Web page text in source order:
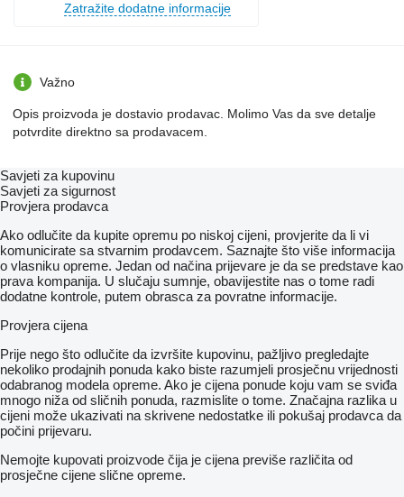
Zatražite dodatne informacije
Važno
Opis proizvoda je dostavio prodavac. Molimo Vas da sve detalje
potvrdite direktno sa prodavacem.
Savjeti za kupovinu
Savjeti za sigurnost
Provjera prodavca
Ako odlučite da kupite opremu po niskoj cijeni, provjerite da li vi
komunicirate sa stvarnim prodavcem. Saznajte što više informacija
o vlasniku opreme. Jedan od načina prijevare je da se predstave kao
prava kompanija. U slučaju sumnje, obavijestite nas o tome radi
dodatne kontrole, putem obrasca za povratne informacije.
Provjera cijena
Prije nego što odlučite da izvršite kupovinu, pažljivo pregledajte
nekoliko prodajnih ponuda kako biste razumjeli prosječnu vrijednosti
odabranog modela opreme. Ako je cijena ponude koju vam se sviđa
mnogo niža od sličnih ponuda, razmislite o tome. Značajna razlika u
cijeni može ukazivati ​​na skrivene nedostatke ili pokušaj prodavca da
počini prijevaru.
Nemojte kupovati proizvode čija je cijena previše različita od
prosječne cijene slične opreme.